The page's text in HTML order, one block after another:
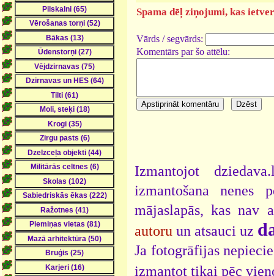
Spama dēļ ziņojumi, kas
Vārds / segvārds:
Komentārs par šo attēlu:
Izmantojot
izmantošana nenes
mājaslapās, kas
autoru un atsauci uz
Ja fotogrāfijas
izmantot tikai pēc